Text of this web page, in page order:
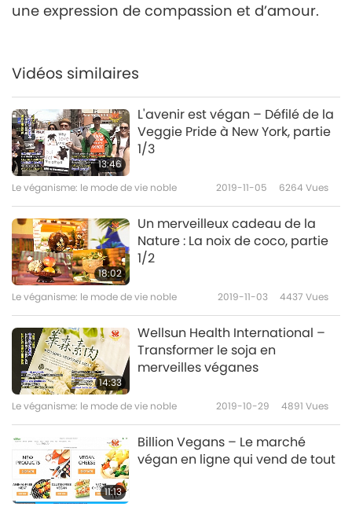
une expression de compassion et d’amour.
Vidéos similaires
13:46
L'avenir est végan – Défilé de la
Veggie Pride à New York, partie
1/3
Le véganisme: le mode de vie noble 2019-11-05 6264 Vues
18:02
Un merveilleux cadeau de la
Nature : La noix de coco, partie
1/2
Le véganisme: le mode de vie noble 2019-11-03 4437 Vues
14:33
Wellsun Health International –
Transformer le soja en
merveilles véganes
Le véganisme: le mode de vie noble 2019-10-29 4891 Vues
11:13
Billion Vegans – Le marché
végan en ligne qui vend de tout